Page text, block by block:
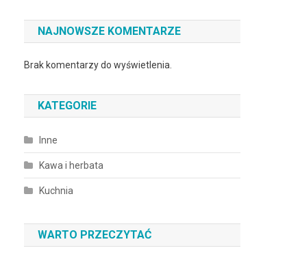
NAJNOWSZE KOMENTARZE
Brak komentarzy do wyświetlenia.
KATEGORIE
Inne
Kawa i herbata
Kuchnia
WARTO PRZECZYTAĆ